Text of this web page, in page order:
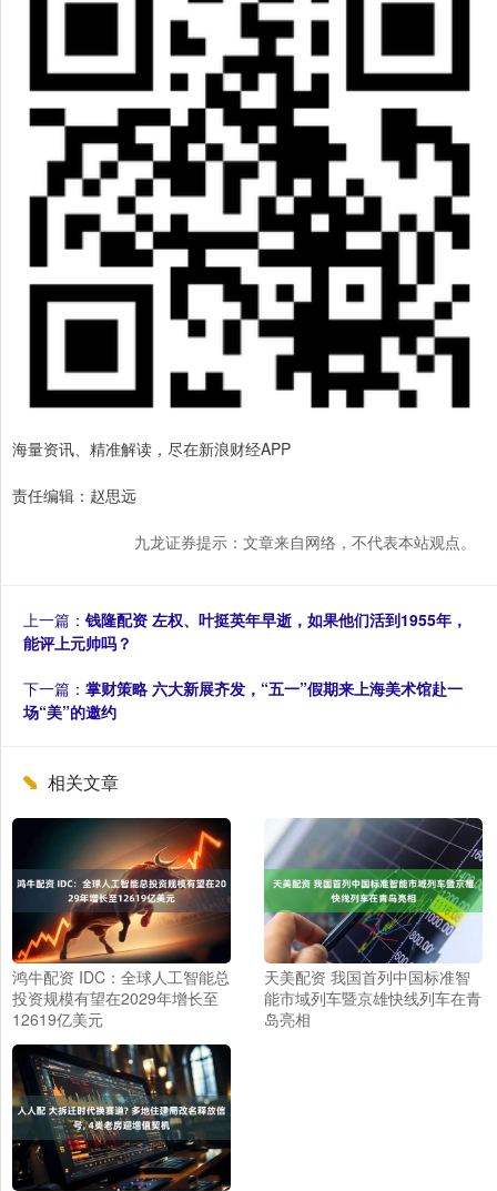
海量资讯、精准解读，尽在新浪财经APP
责任编辑：赵思远
九龙证券提示：文章来自网络，不代表本站观点。
上一篇： 钱隆配资 左权、叶挺英年早逝，如果他们活到1955年，
能评上元帅吗？
下一篇： 掌财策略 六大新展齐发，“五一”假期来上海美术馆赴一
场“美”的邀约
相关文章
鸿牛配资 IDC：全球人工智能总
投资规模有望在2029年增长至
12619亿美元
天美配资 我国首列中国标准智
能市域列车暨京雄快线列车在青
岛亮相